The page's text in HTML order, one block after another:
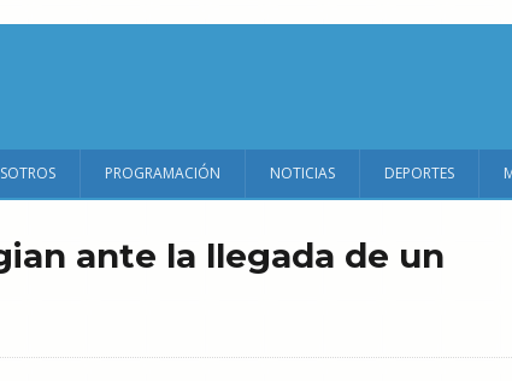
PROGRAMACIÓN NOTICIAS DEPORTES
ante la llegada de un